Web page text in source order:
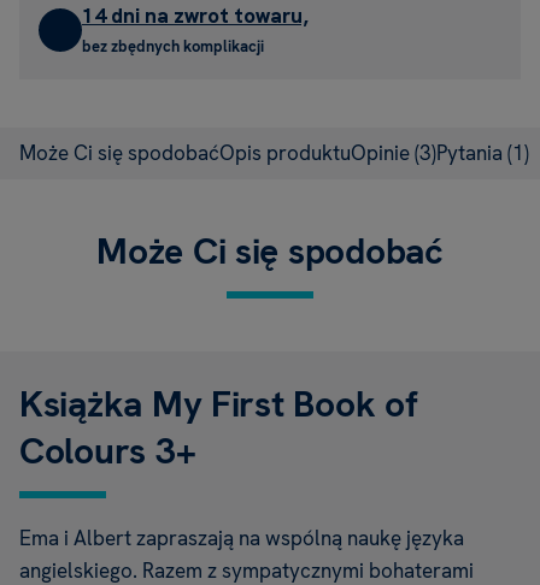
14 dni na zwrot towaru,
bez zbędnych komplikacji
Może Ci się spodobaćOpis produktuOpinie(3)Pytania (1)
Może Ci się spodobać
Książka My First Book of
Colours 3+
Ema i Albert zapraszają na wspólną naukę języka
angielskiego. Razem z sympatycznymi bohaterami